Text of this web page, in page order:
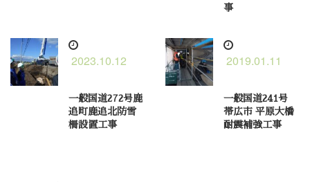
事
2023.10.12
一般国道272号鹿
追町鹿追北防雪
柵設置工事
2019.01.11
一般国道241号
帯広市 平原大橋
耐震補強工事